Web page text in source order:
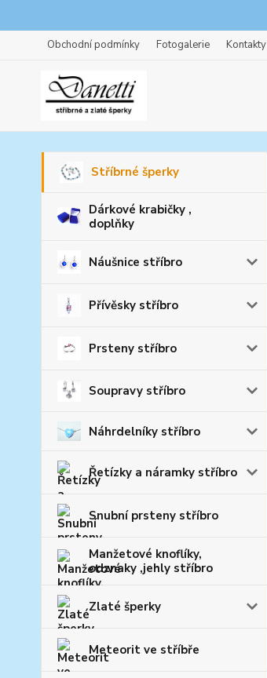
Obchodní podmínky Fotogalerie Kontakty
Stříbrné šperky
Dárkové krabičky ,
doplňky
Náušnice stříbro
Přívěsky stříbro
Prsteny stříbro
Soupravy stříbro
Náhrdelníky stříbro
Řetízky a náramky stříbro
Snubní prsteny stříbro
Manžetové knoflíky,
odznaky ,jehly stříbro
Zlaté šperky
Meteorit ve stříbře